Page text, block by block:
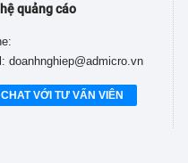
quảng cáo
doanhnghiep@admicro.vn
CHAT VỚI TƯ VẤN VIÊN